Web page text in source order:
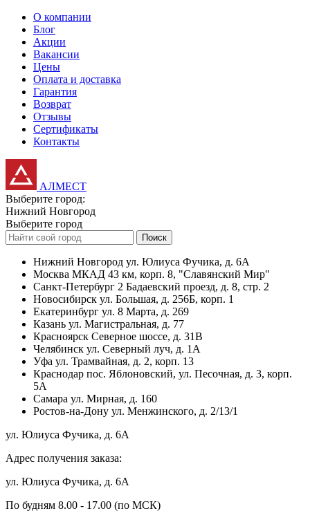
О компании
Блог
Акции
Вакансии
Цены
Оплата и доставка
Гарантия
Возврат
Отзывы
Сертификаты
Контакты
АЛМЕСТ
Выберите город:
Нижний Новгород
Выберите город
Поиск
Нижний Новгород ул. Юлиуса Фучика, д. 6А
Москва МКАД 43 км, корп. 8, "Славянский Мир"
Санкт-Петербург 2 Бадаевский проезд, д. 8, стр. 2
Новосибирск ул. Большая, д. 256Б, корп. 1
Екатеринбург ул. 8 Марта, д. 269
Казань ул. Магистральная, д. 77
Красноярск Северное шоссе, д. 31В
Челябинск ул. Северный луч, д. 1А
Уфа ул. Трамвайная, д. 2, корп. 13
Краснодар пос. Яблоновский, ул. Песочная, д. 3, корп.
5А
Самара ул. Мирная, д. 160
Ростов-на-Дону ул. Менжинского, д. 2/13/1
ул. Юлиуса Фучика, д. 6А
Адрес получения заказа:
ул. Юлиуса Фучика, д. 6А
По будням 8.00 - 17.00 (по МСК)